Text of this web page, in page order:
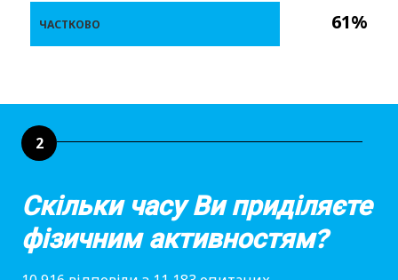
61%
ЧАСТКОВО
2
Скільки часу Ви приділяєте
фізичним активностям?